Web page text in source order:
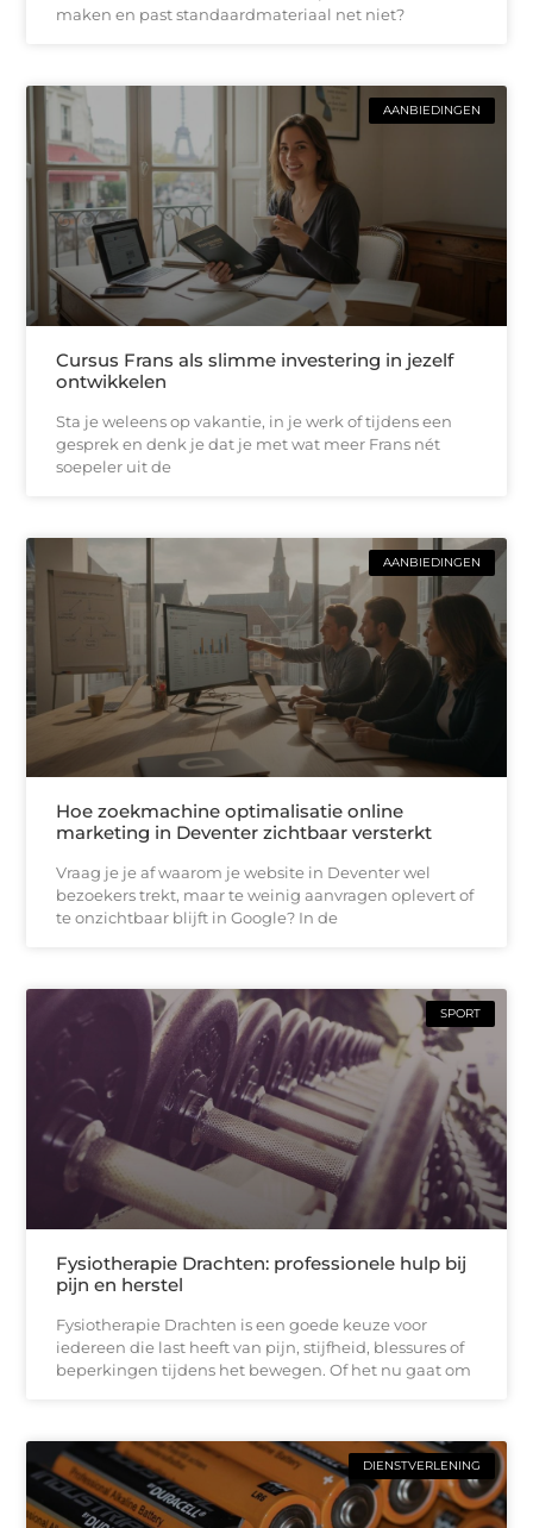
maken en past standaardmateriaal net niet?
AANBIEDINGEN
Cursus Frans als slimme investering in jezelf
ontwikkelen
Sta je weleens op vakantie, in je werk of tijdens een
gesprek en denk je dat je met wat meer Frans nét
soepeler uit de
AANBIEDINGEN
Hoe zoekmachine optimalisatie online
marketing in Deventer zichtbaar versterkt
Vraag je je af waarom je website in Deventer wel
bezoekers trekt, maar te weinig aanvragen oplevert of
te onzichtbaar blijft in Google? In de
SPORT
Fysiotherapie Drachten: professionele hulp bij
pijn en herstel
Fysiotherapie Drachten is een goede keuze voor
iedereen die last heeft van pijn, stijfheid, blessures of
beperkingen tijdens het bewegen. Of het nu gaat om
DIENSTVERLENING